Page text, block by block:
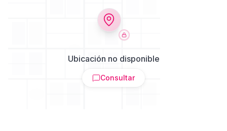
Ubicación no disponible
Consultar